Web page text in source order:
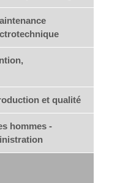
et qualité
hommes -